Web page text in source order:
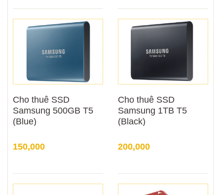
Cho thuê SSD
Samsung 500GB T5
(Blue)
150,000
Cho thuê SSD
Samsung 1TB T5
(Black)
200,000